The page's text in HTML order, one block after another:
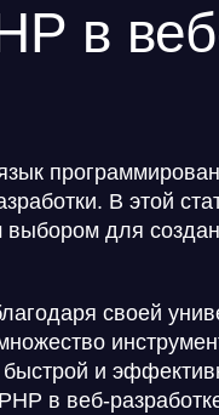
в
В этой
выбором для
своей
и
в веб-